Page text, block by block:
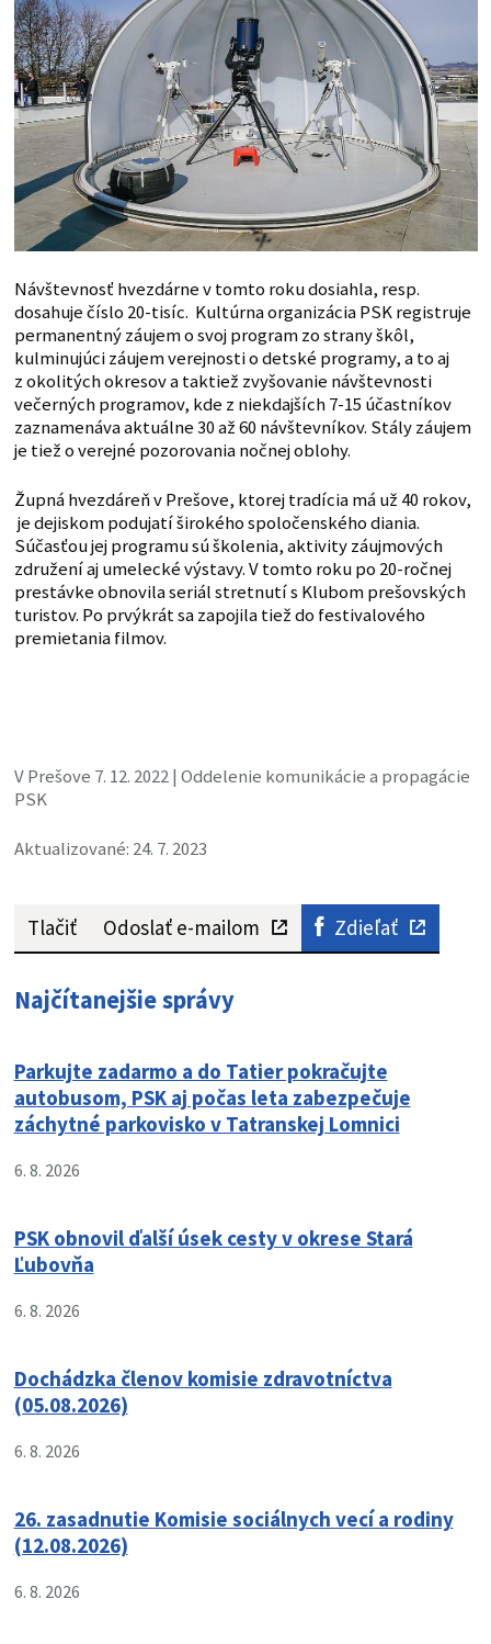
Návštevnosť hvezdárne v tomto roku dosiahla, resp.
dosahuje číslo 20-tisíc. Kultúrna organizácia PSK registruje
permanentný záujem o svoj program zo strany škôl,
kulminujúci záujem verejnosti o detské programy, a to aj
z okolitých okresov a taktiež zvyšovanie návštevnosti
večerných programov, kde z niekdajších 7-15 účastníkov
zaznamenáva aktuálne 30 až 60 návštevníkov. Stály záujem
je tiež o verejné pozorovania nočnej oblohy.
Župná hvezdáreň v Prešove, ktorej tradícia má už 40 rokov,
je dejiskom podujatí širokého spoločenského diania.
Súčasťou jej programu sú školenia, aktivity záujmových
združení aj umelecké výstavy. V tomto roku po 20-ročnej
prestávke obnovila seriál stretnutí s Klubom prešovských
turistov. Po prvýkrát sa zapojila tiež do festivalového
premietania filmov.
V Prešove 7. 12. 2022 | Oddelenie komunikácie a propagácie
PSK
Aktualizované: 24. 7. 2023
Tlačiť Odoslať e-mailom Zdieľať
Najčítanejšie správy
Parkujte zadarmo a do Tatier pokračujte
autobusom, PSK aj počas leta zabezpečuje
záchytné parkovisko v Tatranskej Lomnici
6. 8. 2026
PSK obnovil ďalší úsek cesty v okrese Stará
Ľubovňa
6. 8. 2026
Dochádzka členov komisie zdravotníctva
(05.08.2026)
6. 8. 2026
26. zasadnutie Komisie sociálnych vecí a rodiny
(12.08.2026)
6. 8. 2026